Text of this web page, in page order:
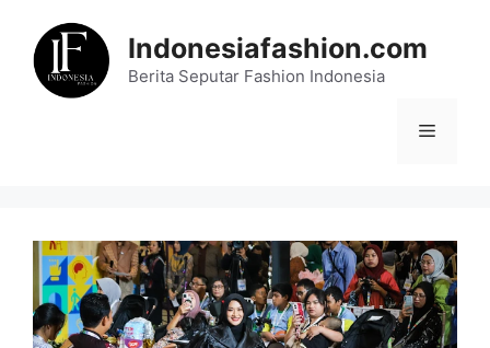
content
Indonesiafashion.com
Berita Seputar Fashion Indonesia
Menu